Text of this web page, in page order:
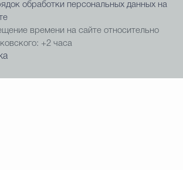
обработки персональных данных на
времени на сайте относительно
+2 часа